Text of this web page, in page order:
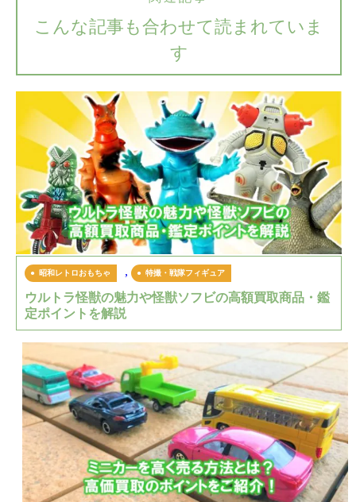
こんな記事も合わせて読まれていま
す
昭和レトロおもちゃ , 特撮・戦隊フィギュア
ウルトラ怪獣の魅力や怪獣ソフビの高額買取商品・鑑
定ポイントを解説